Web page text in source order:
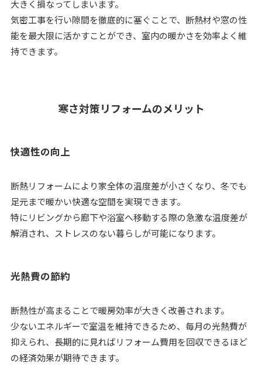
大きく損なってしまいます。
気密工事を行い隙間を徹底的に塞ぐことで、断熱材や窓の性
能を最大限に活かすことができ、室内の暖かさを効率よく維
持できます。
寒さ対策リフォームのメリット
快適性の向上
断熱リフォームにより家全体の温度差が小さくなり、冬でも
足元まで暖かい快適な空間を実現できます。
特にリビングから廊下や浴室へ移動する際の急激な温度差が
解消され、ストレスのない暮らしが可能になります。
光熱費の節約
断熱性が高まることで暖房効率が大きく改善されます。
少ないエネルギーで室温を維持できるため、毎月の光熱費が
抑えられ、長期的に見ればリフォーム費用を回収できるほど
の経済効果が期待できます。